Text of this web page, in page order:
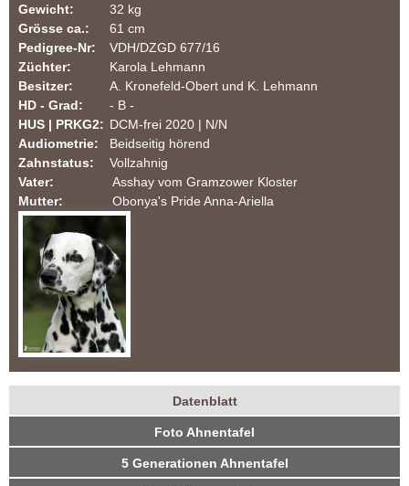
v
o
m
T
e
u
u
r
g
Gewicht:
32 kg
Grösse ca.:
61 cm
Pedigree-Nr:
VDH/DZGD 677/16
Züchter:
Karola Lehmann
Besitzer:
A. Kronefeld-Obert und K. Lehmann
HD - Grad:
- B -
HUS | PRKG2: DCM-frei 2020 | N/N
Audiometrie:
Beidseitig hörend
Zahnstatus:
Vollzahnig
Vater:
Asshay vom Gramzower Kloster
Mutter:
Obonya's Pride Anna-Ariella
H
u
n
Datenblatt
(
a
k
t
Foto Ahnentafel
5 Generationen Ahnentafel